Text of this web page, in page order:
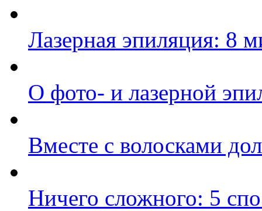
Лазерная эпиляция: 8
О фото- и лазерной
Вместе с волосками
Ничего сложного: 5